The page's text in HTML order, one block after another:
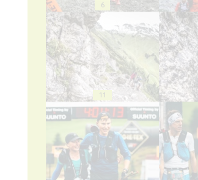
6
11